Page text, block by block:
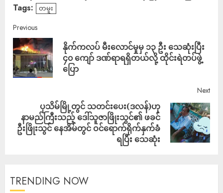
Tags: တမူး
Previous
နိုက်ကလပ် မီးလောင်မှုမှ ၁၃ ဦး သေဆုံးပြီး
၄၀ ကျော် ဒဏ်ရာရရှိတယ်လို့ ထိုင်းရဲတပ်ဖွဲ့
ပြော
Next
ပုသိမ်မြို့တွင် သတင်းပေး(ဒလန်)ဟု
နာမည်ကြီးသည့် ဒေါ်သူဇာဖြိုးသွင်၏ ဖခင်
ဦးဖြိုးသွင် နေအိမ်တွင် ဝင်ရောက်ရိုက်နှက်ခံ
ရပြီး သေဆုံး
TRENDING NOW